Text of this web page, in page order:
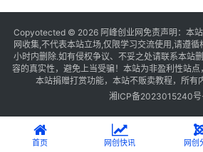
Copyotected © 2026 阿峰创业网 免责声明：本
网收集,不代表本站立场,仅限学习交流使用,请遵
小时内删除.如有侵权争议、不妥之处请联系本站
容的真实性，避免上当受骗！本站为非盈利性站
本站捐赠打赏功能，本站不贩卖教程，所有
湘ICP备2023015240
首页 网创快讯 网创